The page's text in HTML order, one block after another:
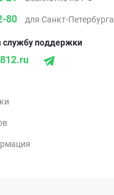
80 для Санкт-Петербурга
службу поддержки